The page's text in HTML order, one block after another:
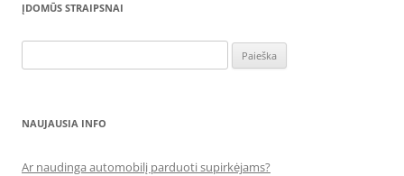
ĮDOMŪS STRAIPSNAI
NAUJAUSIA INFO
Ar naudinga automobilį parduoti supirkėjams?